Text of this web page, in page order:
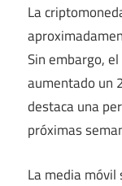
La
Sin embargo,
aumentado un
destaca una
próximas
La media móvil